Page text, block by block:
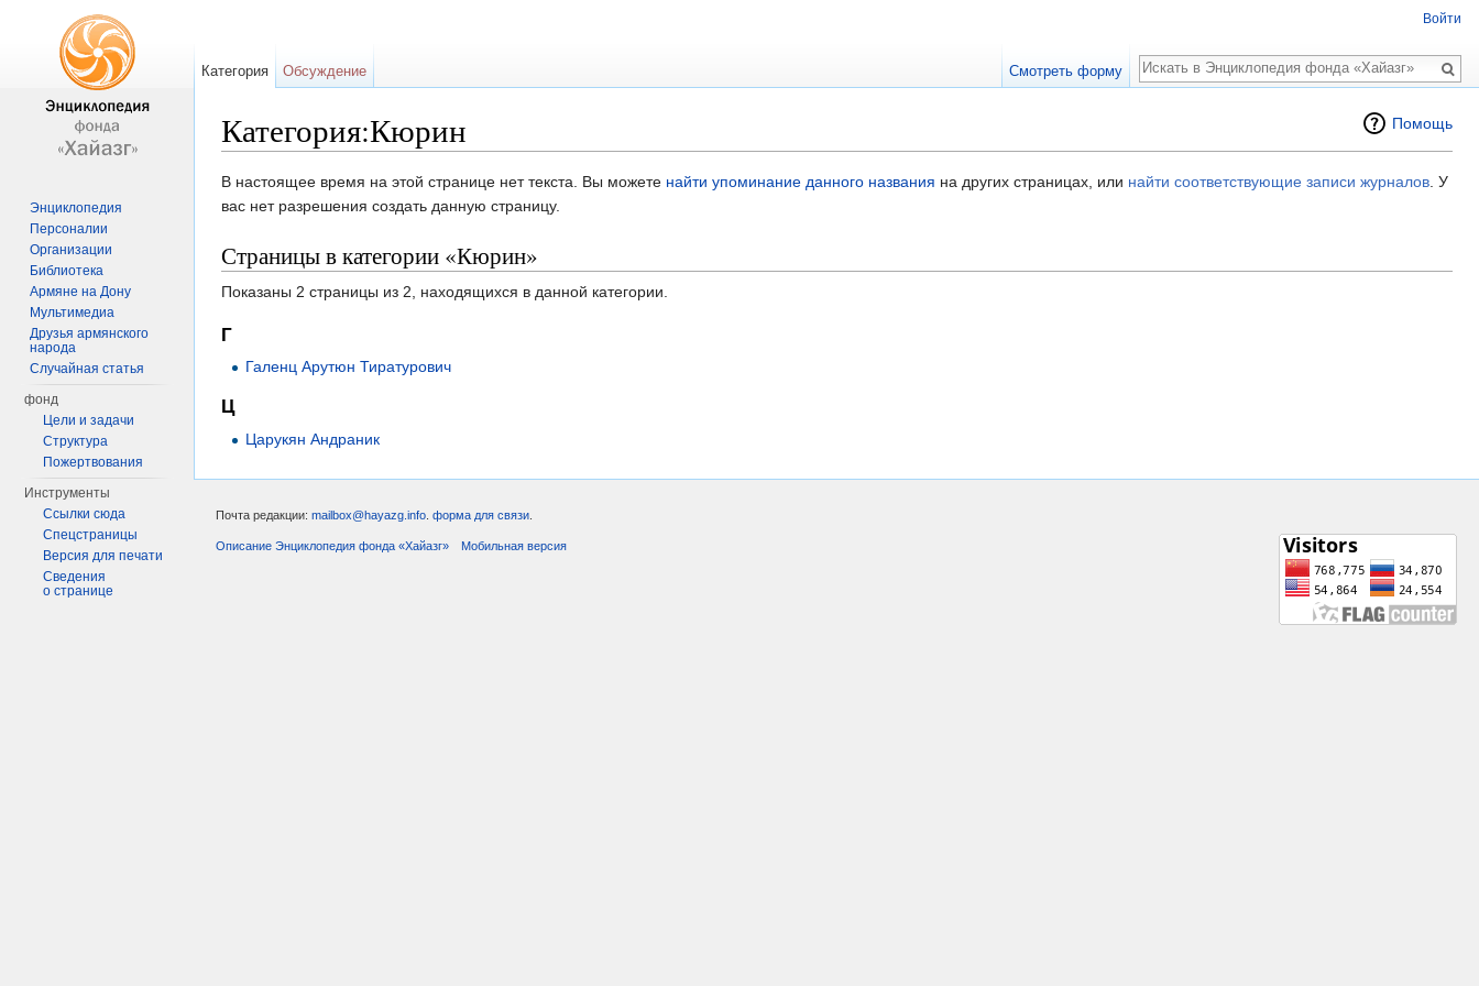
Помощь
Категория:Кюрин
В настоящее время на этой странице нет текста. Вы можете найти упоминание данного названия на других страницах, или найти соответствующие записи журналов. У
вас нет разрешения создать данную страницу.
Страницы в категории «Кюрин»
Показаны 2 страницы из 2, находящихся в данной категории.
Г
Галенц Арутюн Тиратурович
Ц
Царукян Андраник
Войти
Категория Обсуждение Смотреть форму
Поиск
Энциклопедия
Персоналии
Организации
Библиотека
Армяне на Дону
Мультимедиа
Друзья армянского
народа
Случайная статья
фонд
Цели и задачи
Структура
Пожертвования
Инструменты
Ссылки сюда
Спецстраницы
Версия для печати
Сведения
о странице
Почта редакции: mailbox@hayazg.info форма для связи
Описание Энциклопедия фонда «Хайазг» Мобильная версия